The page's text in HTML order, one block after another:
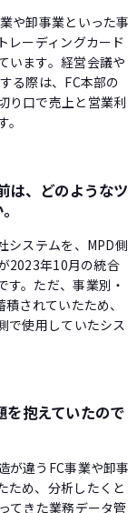
や卸事業といった事
レーディングカード
います。経営会議や
る際は、FC本部の
り口で売上と営業利
は、どのようなツ
システムを、MPD側
2023年10月の統合
す。ただ、事業別・
されていたため、
で使用していたシス
を抱えていたので
が違うFC事業や卸事
ため、分析したくと
てきた業務データ管